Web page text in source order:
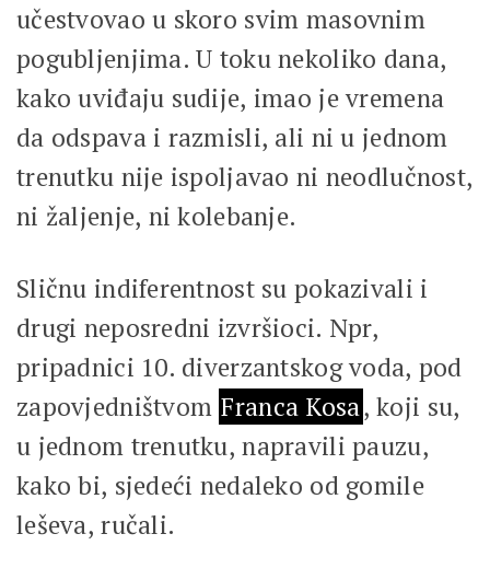
učestvovao u skoro svim masovnim
pogubljenjima. U toku nekoliko dana,
kako uviđaju sudije, imao je vremena
da odspava i razmisli, ali ni u jednom
trenutku nije ispoljavao ni neodlučnost,
ni žaljenje, ni kolebanje.
Sličnu indiferentnost su pokazivali i
drugi neposredni izvršioci. Npr,
pripadnici 10. diverzantskog voda, pod
zapovjedništvom Franca Kosa, koji su,
u jednom trenutku, napravili pauzu,
kako bi, sjedeći nedaleko od gomile
leševa, ručali.